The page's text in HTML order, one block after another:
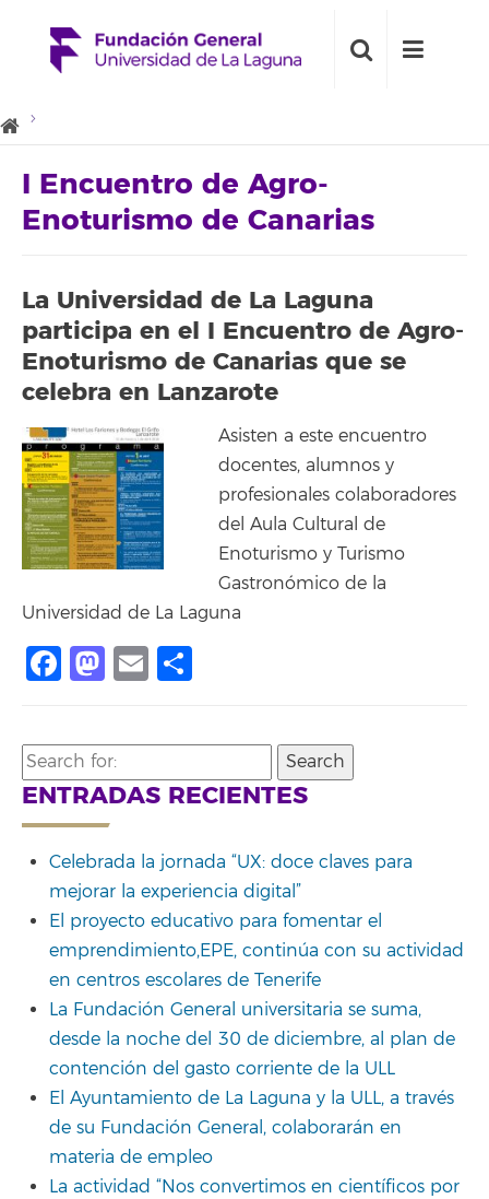
I Encuentro de Agro-
Enoturismo de Canarias
La Universidad de La Laguna
participa en el I Encuentro de Agro-
Enoturismo de Canarias que se
celebra en Lanzarote
Asisten a este encuentro
docentes, alumnos y
profesionales colaboradores
del Aula Cultural de
Enoturismo y Turismo
Gastronómico de la
Universidad de La Laguna
Facebook
Mastodon
Email
Search
for:
ENTRADAS RECIENTES
Celebrada la jornada “UX: doce claves para
mejorar la experiencia digital”
El proyecto educativo para fomentar el
emprendimiento,EPE, continúa con su actividad
en centros escolares de Tenerife
La Fundación General universitaria se suma,
desde la noche del 30 de diciembre, al plan de
contención del gasto corriente de la ULL
El Ayuntamiento de La Laguna y la ULL, a través
de su Fundación General, colaborarán en
materia de empleo
La actividad “Nos convertimos en científicos por